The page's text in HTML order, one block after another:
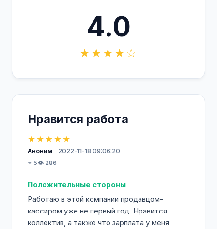
4.0
★★★★☆
Нравится работа
★★★★★
Аноним
2022-11-18 09:06:20
⭐ 5👁️ 286
Положительные стороны
Работаю в этой компании продавцом-
кассиром уже не первый год. Нравится
коллектив, а также что зарплата у меня